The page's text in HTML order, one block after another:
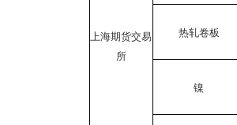
上海期货交易
所
热轧卷板
镍